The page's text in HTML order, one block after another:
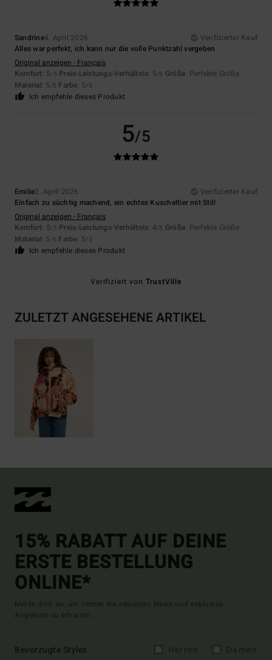
Sandrine4. April 2026
Verifizierter Kauf
Alles war perfekt, ich kann nur die volle Punktzahl vergeben
Original anzeigen - Français
Komfort: 5/5 Preis-Leistungs-Verhältnis: 5/5 Größe: Perfekte Größe
Material: 5 /5 Farbe: 5/5
Ich empfehle dieses Produkt
5/5
Emilie2. April 2026
Verifizierter Kauf
Einfach zu süchtig machend, ein echtes Kuscheltier mit Stil!
Original anzeigen - Français
Komfort: 5/5 Preis-Leistungs-Verhältnis: 4/5 Größe: Perfekte Größe
Material: 5 /5 Farbe: 5/5
Ich empfehle dieses Produkt
Verifiziert von TrustVille
ZULETZT ANGESEHENE ARTIKEL
15% RABATT AUF DEINE
ERSTE BESTELLUNG
ONLINE*
Melde dich an, um immer die neuesten News und exklusive
Angebote zu erhalten.
Bevorzugte Styles